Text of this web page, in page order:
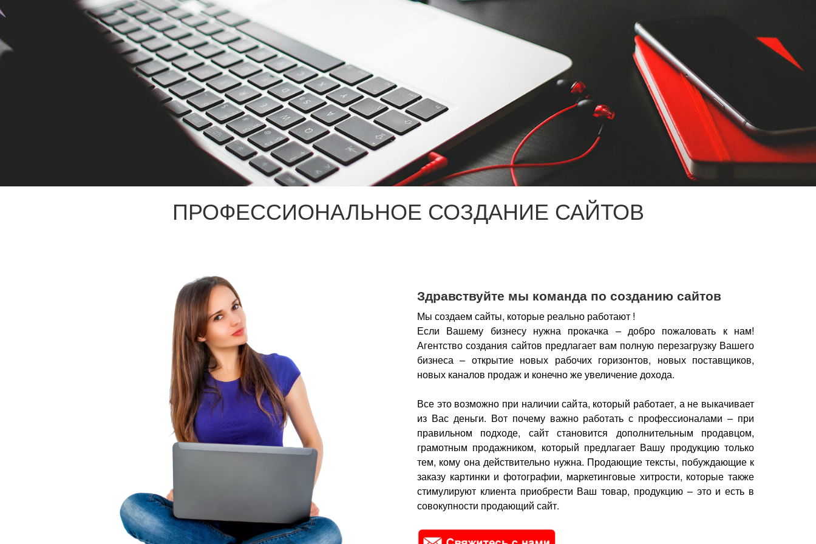
ПРОФЕССИОНАЛЬНОЕ СОЗДАНИЕ САЙТОВ
Здравствуйте мы команда по созданию сайтов
Мы создаем сайты, которые реально работают !
Если Вашему бизнесу нужна прокачка – добро пожаловать к нам!
Агентство создания сайтов предлагает вам полную перезагрузку Вашего
бизнеса – открытие новых рабочих горизонтов, новых поставщиков,
новых каналов продаж и конечно же увеличение дохода.
Все это возможно при наличии сайта, который работает, а не выкачивает
из Вас деньги. Вот почему важно работать с профессионалами – при
правильном подходе, сайт становится дополнительным продавцом,
грамотным продажником, который предлагает Вашу продукцию только
тем, кому она действительно нужна. Продающие тексты, побуждающие к
заказу картинки и фотографии, маркетинговые хитрости, которые также
стимулируют клиента приобрести Ваш товар, продукцию – это и есть в
совокупности продающий сайт.